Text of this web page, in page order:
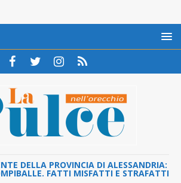
DELLA PROVINCIA DI ALESSANDRIA:
FATTI MISFATTI E STRAFATTI